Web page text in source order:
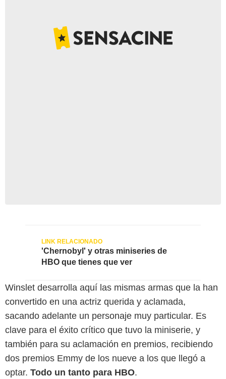
'Chernobyl' y otras miniseries de
HBO que tienes que ver
Winslet desarrolla aquí las mismas armas que la han
convertido en una actriz querida y aclamada,
sacando adelante un personaje muy particular. Es
clave para el éxito crítico que tuvo la miniserie, y
también para su aclamación en premios, recibiendo
dos premios Emmy de los nueve a los que llegó a
optar. Todo un tanto para HBO.